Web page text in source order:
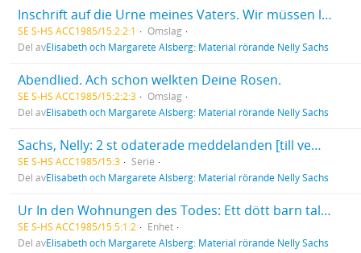
Inschrift auf die Urne meines Vaters. Wir müssen leiser, immer leiser werden.
SE S-HS ACC1985/15:2:2:1
Omslag
Del avElisabeth och Margarete Alsberg: Material rörande Nelly Sachs
Abendlied. Ach schon welkten Deine Rosen.
SE S-HS ACC1985/15:2:2:3
Omslag
Del avElisabeth och Margarete Alsberg: Material rörande Nelly Sachs
Sachs, Nelly: 2 st odaterade meddelanden [till vem oklart]. Anteckningar på kuvert och lös lapp.
SE S-HS ACC1985/15:3
Serie
Del avElisabeth och Margarete Alsberg: Material rörande Nelly Sachs
Ur In den Wohnungen des Todes: Ett dött barn talar. / Ein totes Kind spricht.
SE S-HS ACC1985/15:5:1:2
Enhet
Del avElisabeth och Margarete Alsberg: Material rörande Nelly Sachs